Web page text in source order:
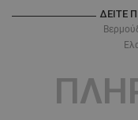
ΔΕΊΤΕ